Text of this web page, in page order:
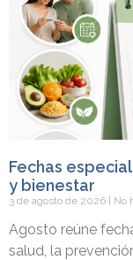
Fechas
y bienestar
3 de agosto de 2026 No
Agosto reúne
salud, la